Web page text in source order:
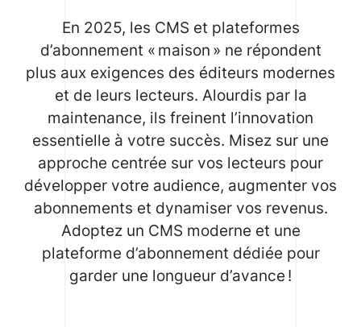
En 2025, les CMS et plateformes
d’abonnement « maison » ne répondent
plus aux exigences des éditeurs modernes
et de leurs lecteurs. Alourdis par la
maintenance, ils freinent l’innovation
essentielle à votre succès. Misez sur une
approche centrée sur vos lecteurs pour
développer votre audience, augmenter vos
abonnements et dynamiser vos revenus.
Adoptez un CMS moderne et une
plateforme d’abonnement dédiée pour
garder une longueur d’avance !